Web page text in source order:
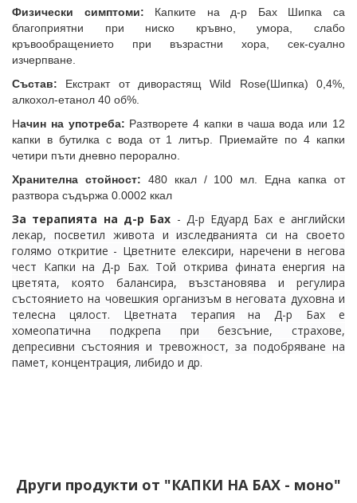
Физически симптоми: Капките на д-р Бах Шипка са
благоприятни при ниско кръвно, умора, слабо
кръвообращението при възрастни хора, сек-суално
изчерпване.
Състав: Екстракт от диворастящ Wild Rose(Шипка) 0,4%,
алкохол-етанол 40 об%.
Начин на употреба: Разтворете 4 капки в чаша вода или 12
капки в бутилка с вода от 1 литър. Приемайте по 4 капки
четири пъти дневно перорално.
Хранителна стойност: 480 ккал / 100 мл. Една капка от
разтвора съдържа 0.0002 ккал
За терапията на д-р Бах - Д-р Едуард Бах е английски
лекар, посветил живота и изследванията си на своето
голямо откритие - Цветните елексири, наречени в негова
чест Капки на Д-р Бах. Той открива фината енергия на
цветята, която балансира, възстановява
и регулира
състоянието на човешкия организъм в неговата духовна и
телесна цялост. Цветната терапия на Д-р Бах е
хомеопатична подкрепа при безсъние, страхове,
депресивни състояния и тревожност, за подобряване на
памет, концентрация, либидо и др.
Други продукти от "КАПКИ НА БАХ - моно"